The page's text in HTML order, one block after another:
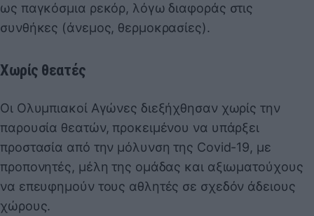
ως παγκόσμια ρεκόρ, λόγω διαφοράς στις
συνθήκες (άνεμος, θερμοκρασίες).
Χωρίς θεατές
Οι Ολυμπιακοί Αγώνες διεξήχθησαν χωρίς την
παρουσία θεατών, προκειμένου να υπάρξει
προστασία από την μόλυνση της Covid-19, με
προπονητές, μέλη της ομάδας και αξιωματούχους
να επευφημούν τους αθλητές σε σχεδόν άδειους
χώρους.